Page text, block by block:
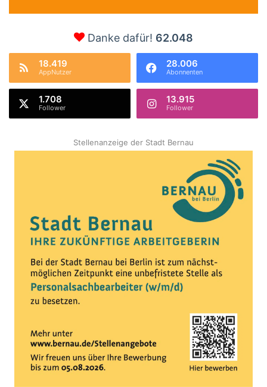
Danke dafür! 62.048
18.419
AppNutzer
28.006
Abonnenten
1.708
Follower
13.915
Follower
Stellenanzeige der Stadt Bernau